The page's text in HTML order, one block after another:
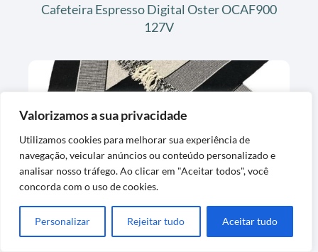
Valorizamos a sua privacidade
Utilizamos cookies para melhorar sua experiência de
navegação, veicular anúncios ou conteúdo personalizado e
analisar nosso tráfego. Ao clicar em "Aceitar todos", você
concorda com o uso de cookies.
Personalizar Rejeitar tudo Aceitar tudo
Cafeteira Espresso Digital Oster OCAF900
127V
Jogo de Passadeira de Tear em Algodão Preto